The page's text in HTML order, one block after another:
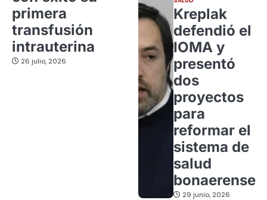
primera
transfusión
intrauterina
26 julio, 2026
Kreplak
defendió el
IOMA y
presentó
dos
proyectos
para
reformar el
sistema de
salud
bonaerense
29 junio, 2026